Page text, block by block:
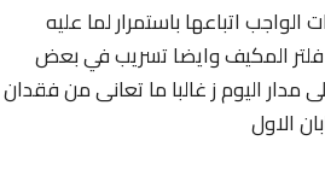
اتباعها باستمرار لما عليه
فلتر المكيف وايضا تسريب في بعض
مدار اليوم ز غالبا ما تعانى من فقدان
الاول